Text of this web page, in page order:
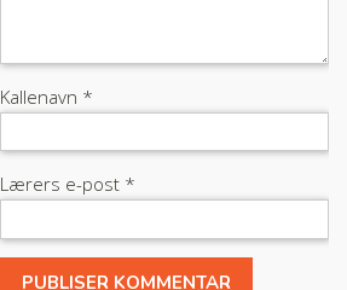
Kallenavn *
Lærers e-post *